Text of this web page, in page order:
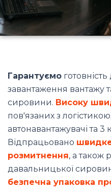
Гарантуємо
завантаження вантажу
сировини. Високу
пов'язаних з
автонавантажувачі та 3
Відпрацьовано
розмитнення, а також
давальницької
безпечна упаковка